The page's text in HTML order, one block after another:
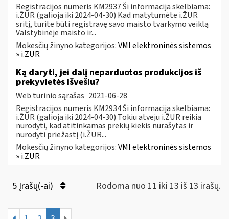
Registracijos numeris KM2937 Ši informacija skelbiama:
i.ŽUR (galioja iki 2024-04-30) Kad matytumėte i.ŽUR
sritį, turite būti registravę savo maisto tvarkymo veiklą
Valstybinėje maisto ir...
Mokesčių žinyno kategorijos:VMI elektroninės sistemos
» i.ZUR
Ką daryti, jei dalį neparduotos produkcijos iš
prekyvietės išvešiu?
Web turinio sąrašas 2021-06-28
Registracijos numeris KM2934 Ši informacija skelbiama:
i.ŽUR (galioja iki 2024-04-30) Tokiu atveju i.ŽUR reikia
nurodyti, kad atitinkamas prekių kiekis nurašytas ir
nurodyti priežastį (i.ŽUR...
Mokesčių žinyno kategorijos:VMI elektroninės sistemos
» i.ZUR
5 Įrašų(-ai) Rodoma nuo 11 iki 13 iš 13 irašų.